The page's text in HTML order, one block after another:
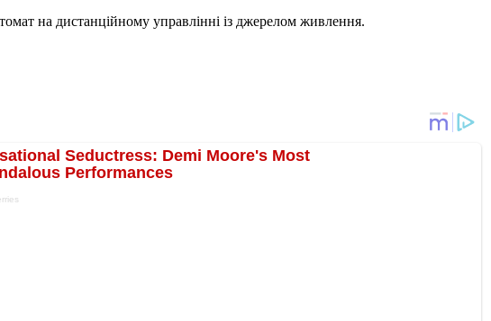
на дистанційному управлінні із джерелом живлення.